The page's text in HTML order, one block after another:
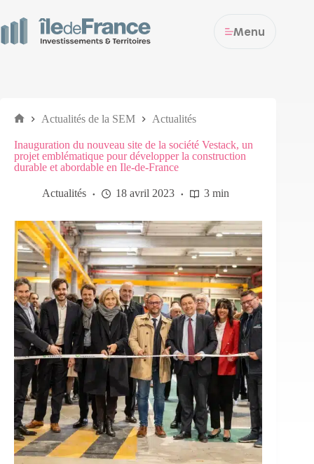
Menu
Actualités de la SEM Actualités
Inauguration du nouveau site de la société Vestack, un
projet emblématique pour développer la construction
durable et abordable en Ile-de-France
Actualités 18 avril 2023 3 min